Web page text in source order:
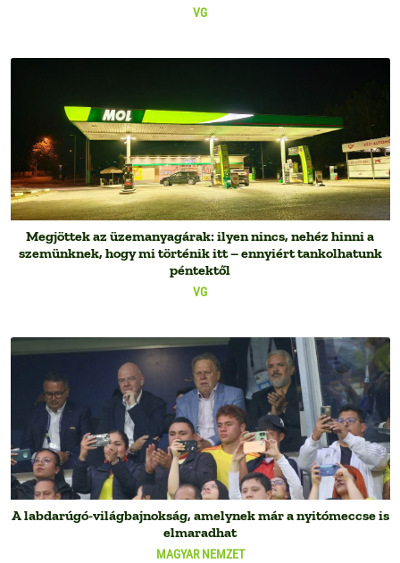
VG
VG
Megjöttek az üzemanyagárak: ilyen nincs, nehéz hinni a
szemünknek, hogy mi történik itt – ennyiért tankolhatunk
péntektől
MAGYAR NEMZET
A labdarúgó-világbajnokság, amelynek már a nyitómeccse is
elmaradhat